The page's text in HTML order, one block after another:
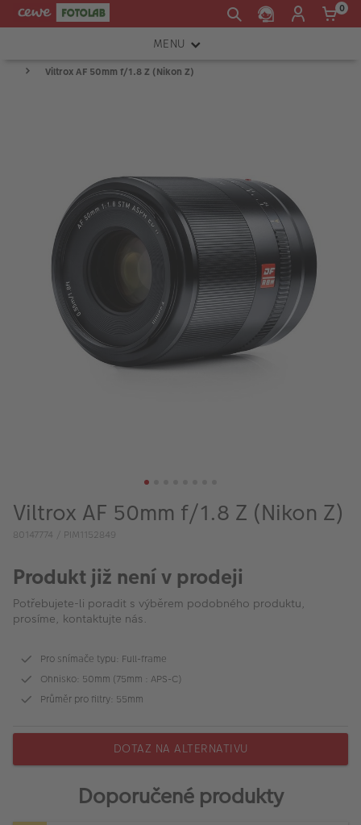
0
MENU
FOTOAPARÁTY
TISKÁRNY A SKENERY
FOTOBRAŠNY
RÁMEČKY
FOTOALBA
Viltrox AF 50mm f/1.8 Z (Nikon Z)
Viltrox AF 50mm f/1.8 Z (Nikon Z)
80147774 / PIM1152849
Produkt již není v prodeji
Potřebujete-li poradit s výběrem podobného produktu,
prosíme, kontaktujte nás.
Pro snímače typu: Full-frame
Ohnisko: 50mm (75mm : APS-C)
Průměr pro filtry: 55mm
DOTAZ NA ALTERNATIVU
Doporučené produkty